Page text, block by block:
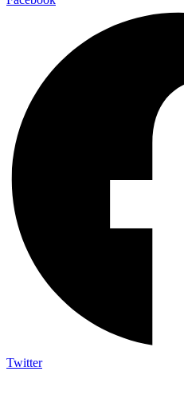
Twitter